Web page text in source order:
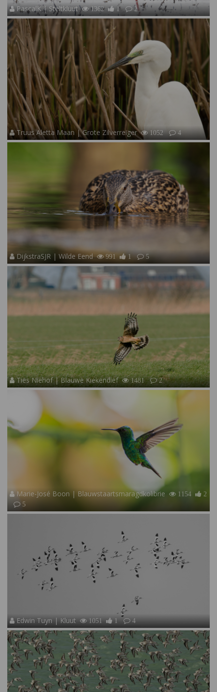
PascalK | Steltkluut 1362 1 2
Truus Aletta Maan | Grote Zilverreiger 1052 4
DijkstraSJR | Wilde Eend 991 1 5
Ties Niehof | Blauwe Kiekendief 1481 2
Marie-José Boon | Blauwstaartsmaragdkolibrie 1154
2
5
Edwin Tuyn | Kluut 1051 1 4